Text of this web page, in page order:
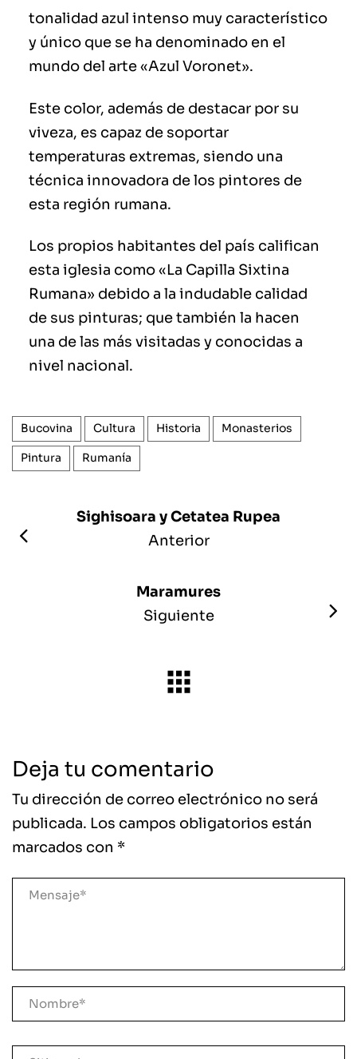
tonalidad azul intenso muy característico
y único que se ha denominado en el
mundo del arte «Azul Voronet».
Este color, además de destacar por su
viveza, es capaz de soportar
temperaturas extremas, siendo una
técnica innovadora de los pintores de
esta región rumana.
Los propios habitantes del país califican
esta iglesia como «La Capilla Sixtina
Rumana» debido a la indudable calidad
de sus pinturas; que también la hacen
una de las más visitadas y conocidas a
nivel nacional.
Bucovina Cultura Historia Monasterios
Pintura Rumanía
Sighisoara y Cetatea Rupea
Anterior
Maramures
Siguiente
Deja tu comentario
Tu dirección de correo electrónico no será
publicada. Los campos obligatorios están
marcados con *